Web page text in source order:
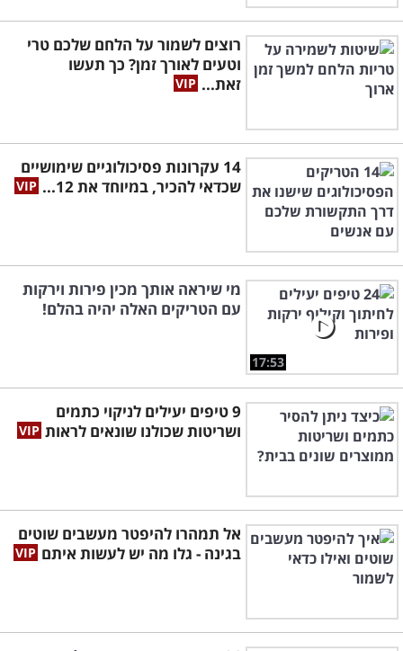
רוצים לשמור על הלחם שלכם טרי
וטעים לאורך זמן? כך תעשו
זאת...
14 עקרונות פסיכולוגיים שימושיים
שכדאי להכיר, במיוחד את 12...
17:53
מי שיראה אותך מכין פירות וירקות
עם הטריקים האלה יהיה בהלם!
9 טיפים יעילים לניקוי כתמים
ושריטות שכולנו שונאים לראות
אל תמהרו להיפטר מעשבים שוטים
בגינה - גלו מה יש לעשות איתם